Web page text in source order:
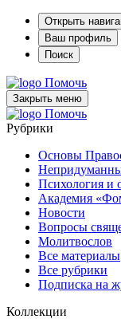
Открыть
Ваш профиль
Поиск
Помочь
Закрыть меню
Помочь
Рубрики
Основы
Психология и
Академия
Новости
Вопросы
Молитвослов
Все материалы
Все рубрики
Подписка на
Коллекции